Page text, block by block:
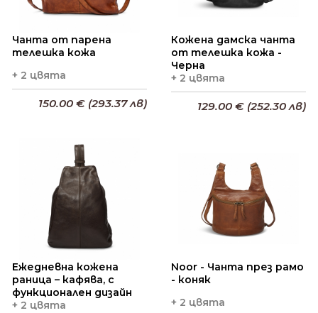
Чанта от парена
телешка кожа
+ 2 цвята
Добави в кошницата
150.00 € (293.37 лв)
Кожена дамска чанта
от телешка кожа -
Черна
+ 2 цвята
129.00 € (252.30 лв)
Ежедневна кожена
раница – кафява, с
функционален дизайн
+ 2 цвята
Noor - Чанта през рамо
- коняк
+ 2 цвята